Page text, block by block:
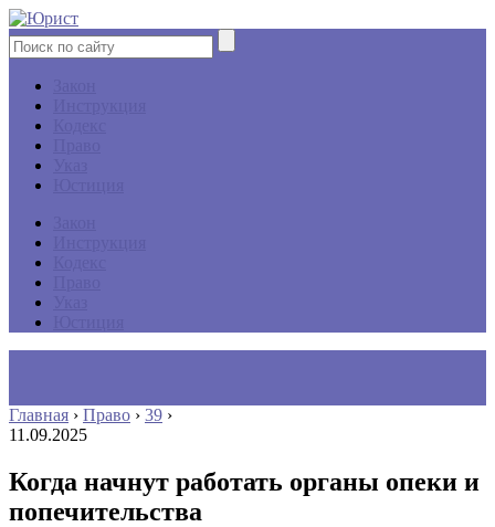
Главная › Право › 39 ›
11.09.2025
Когда начнут работать органы опеки и
попечительства